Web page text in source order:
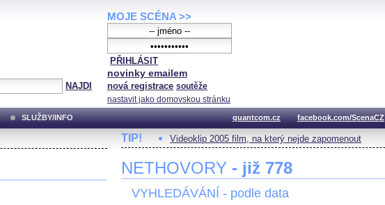
NAJDI
MOJE SCÉNA >>
PŘIHLÁSIT
novinky emailem
nová registrace soutěže
nastavit jako domovskou stránku
SLUŽBY/INFO quantcom.cz facebook.com/ScenaCZ
TIP! Videoklip 2005 film, na který nejde zapomenout
NETHOVORY - již 778
VYHLEDÁVÁNÍ - podle data